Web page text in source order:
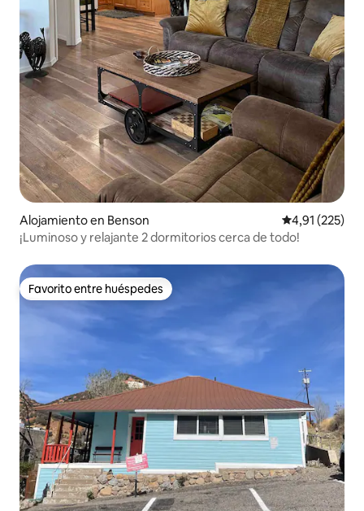
Alojamiento en Benson Calificación
4,91 (225)
¡Luminoso y relajante 2 dormitorios cerca de todo!
Favorito entre huéspedes
Favorito entre huéspedes